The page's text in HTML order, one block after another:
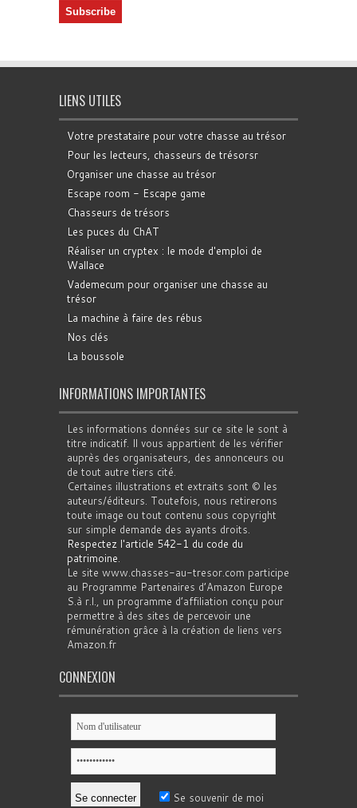
LIENS UTILES
Votre prestataire pour votre chasse au trésor
Pour les lecteurs, chasseurs de trésorsr
Organiser une chasse au trésor
Escape room - Escape game
Chasseurs de trésors
Les puces du ChAT
Réaliser un cryptex : le mode d'emploi de
Wallace
Vademecum pour organiser une chasse au
trésor
La machine à faire des rébus
Nos clés
La boussole
INFORMATIONS IMPORTANTES
Les informations données sur ce site le sont à
titre indicatif. Il vous appartient de les vérifier
auprès des organisateurs, des annonceurs ou
de tout autre tiers cité.
Certaines illustrations et extraits sont © les
auteurs/éditeurs. Toutefois, nous retirerons
toute image ou tout contenu sous copyright
sur simple demande des ayants droits.
Respectez l'article 542-1 du code du
patrimoine.
Le site www.chasses-au-tresor.com participe
au Programme Partenaires d’Amazon Europe
S.à r.l., un programme d’affiliation conçu pour
permettre à des sites de percevoir une
rémunération grâce à la création de liens vers
Amazon.fr
CONNEXION
Se souvenir de moi